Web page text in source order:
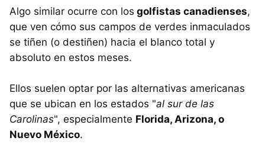
Algo similar ocurre con los golfistas canadienses,
que ven cómo sus campos de verdes inmaculados
se tiñen (o destiñen) hacia el blanco total y
absoluto en estos meses.
Ellos suelen optar por las alternativas americanas
que se ubican en los estados "al sur de las
Carolinas", especialmente Florida, Arizona, o
Nuevo México.